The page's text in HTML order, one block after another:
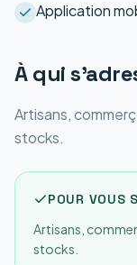
Application
À qui
Artisans,
stocks.
POUR VOUS
Artisans,
stocks.